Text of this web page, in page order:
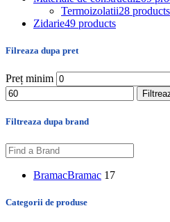
Termoizolatii28 products
Zidarie49 products
Filreaza dupa pret
Preț minim
Filtreaza dupa brand
BramacBramac 17
Categorii de produse